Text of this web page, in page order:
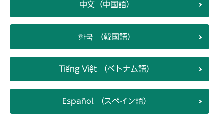
中文（中国語）
한국 （韓国語）
Tiếng Việt （ベトナム語）
Español （スペイン語）